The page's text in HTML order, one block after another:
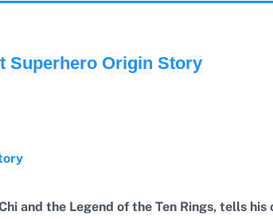
Superhero Origin Story
and the Legend of the Ten Rings, tells